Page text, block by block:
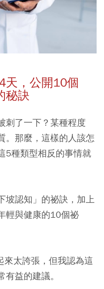
天，公開10個
秘訣
刺了一下？某種程度
。那麼，這樣的人該怎
5種類型相反的事情就
坡認知」的祕訣，加上
輕與健康的10個祕
太誇張，但我認為這
益的建議。